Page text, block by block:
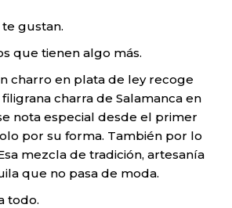
gustan.
que tienen algo más.
charro en plata de ley recoge
charra de Salamanca en
nota especial desde el primer
por su forma. También por lo
mezcla de tradición, artesanía
que no pasa de moda.
todo.